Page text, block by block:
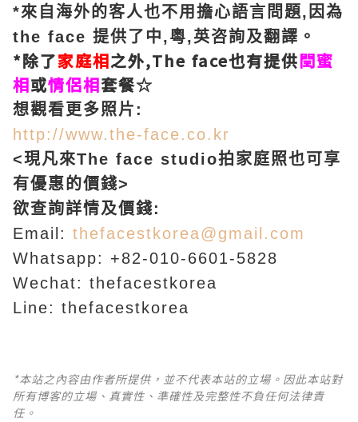
*來自海外的客人也不用擔心語言問題,因為
the face 提供了中,粵,英咨詢及翻譯。
*除了家庭相之外,The face也有提供閏蜜
相或情侶相套餐☆
想觀看更多照片:
http://www.the-face.co.kr
<現凡來The face studio拍家庭照也可享
有優惠的價錢>
欲查詢詳情及價錢:
Email: thefacestkorea@gmail.com
Whatsapp: +82-010-6601-5828
Wechat: thefacestkorea
Line: thefacestkorea
*本站之內容由作者所提供，並不代表本站的立場。因此本站對
所有博客的立場、真實性、準確性及完整性不負任何法律責
任。